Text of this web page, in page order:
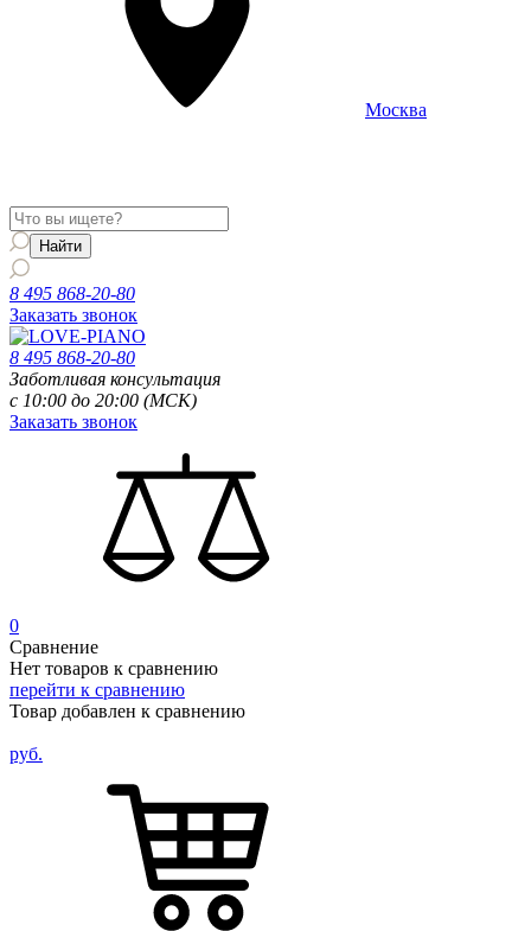
Москва
8 495 868-20-80
Заказать звонок
8 495 868-20-80
Заботливая консультация
с 10:00 до 20:00 (МСК)
Заказать звонок
0
Сравнение
Нет товаров к сравнению
перейти к сравнению
Товар добавлен к сравнению
руб.